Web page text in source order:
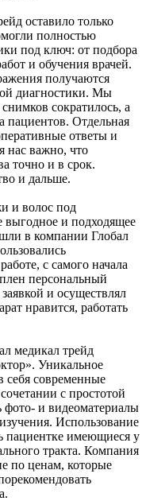
оставило только
полностью
под ключ: от подбора
и обучения врачей.
получаются
диагностики. Мы
сократилось, а
пациентов. Отдельная
ответы и
нас важно, что
точно и в срок.
и дальше.
и волос под
выгодное и подходящее
в компании Глобал
с самого начала
персональный
и осуществлял
нравится, работать
медикал трейд
Уникальное
себя современные
с простотой
фото- и видеоматериалы
Использование
пациентке имеющиеся у
тракта. Компания
по ценам, которые